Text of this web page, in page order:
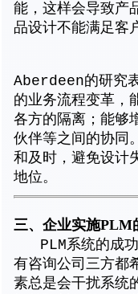
能，这样会导致产
品设计不能满足客
Aberdeen的研究
的业务流程变革，
各方的隔离；能够
伙伴等之间的协同
和及时，避免设计
地位。
三、企业实施PLM
PLM系统的成功
有咨询公司三方都
素总是会干扰系统